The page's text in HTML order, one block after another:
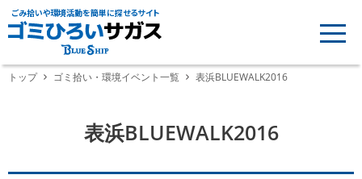
ごみ拾いや環境活動を簡単に探せるサイト
トップ ゴミ拾い・環境イベント一覧 表浜BLUEWALK2016
表浜BLUEWALK2016